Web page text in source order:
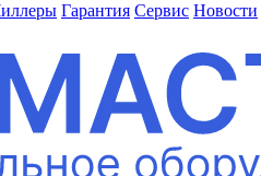
Гарантия Сервис Новости